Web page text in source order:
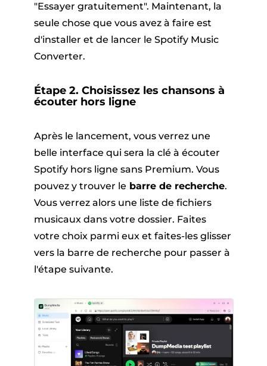
"Essayer gratuitement". Maintenant, la
seule chose que vous avez à faire est
d'installer et de lancer le Spotify Music
Converter.
Étape 2. Choisissez les chansons à
écouter hors ligne
Après le lancement, vous verrez une
belle interface qui sera la clé à écouter
Spotify hors ligne sans Premium. Vous
pouvez y trouver le barre de recherche.
Vous verrez alors une liste de fichiers
musicaux dans votre dossier. Faites
votre choix parmi eux et faites-les glisser
vers la barre de recherche pour passer à
l'étape suivante.